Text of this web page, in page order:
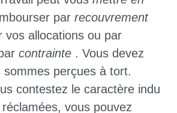
par recouvrement
vos allocations ou par
contrainte . Vous devez
sommes perçues à tort.
contestez le caractère indu
vous pouvez